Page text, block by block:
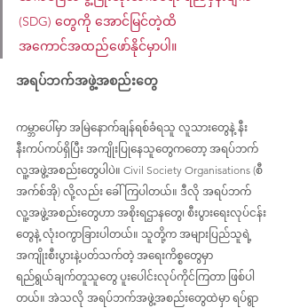
(SDG) တွေကို အောင်မြင်တဲ့ထိ
အကောင်အထည်ဖော်နိုင်မှာပါ။
အရပ်ဘက်အဖွဲ့အစည်းတွေ
ကမ္ဘာပေါ်မှာ အမြဲနောက်ချန်ရစ်ခံရသူ လူသားတွေနဲ့ နီး
နီးကပ်ကပ်ရှိပြီး အကျိုးပြုနေသူတွေကတော့ အရပ်ဘက်
လူ့အဖွဲ့အစည်းတွေပါပဲ။ Civil Society Organisations (စီ
အက်စ်အို) လို့လည်း ခေါ်ကြပါတယ်။ ဒီလို အရပ်ဘက်
လူ့အဖွဲ့အစည်းတွေဟာ အစိုးရဌာနတွေ၊ စီးပွားရေးလုပ်ငန်း
တွေနဲ့ လုံးဝကွာခြားပါတယ်။ သူတို့က အများပြည်သူရဲ့
အကျိုးစီးပွားနဲ့ပတ်သက်တဲ့ အရေးကိစ္စတွေမှာ
ရည်ရွယ်ချက်တူသူတွေ ပူးပေါင်းလုပ်ကိုင်ကြတာ ဖြစ်ပါ
တယ်။ အဲသလို အရပ်ဘက်အဖွဲ့အစည်းတွေထဲမှာ ရပ်ရွာ